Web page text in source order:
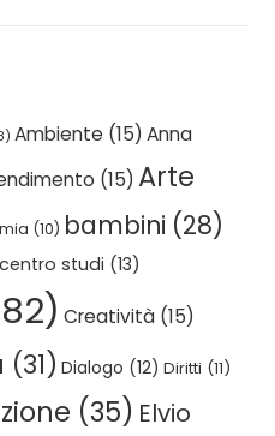
Ambiente (15) Anna
(15) Arte
(10) bambini (28)
centro studi (13)
Creatività (15)
(31) Dialogo (12) Diritti (11)
(35) Elvio